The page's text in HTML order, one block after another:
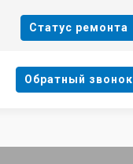
Cтатус ремонта
Oбратный звонок